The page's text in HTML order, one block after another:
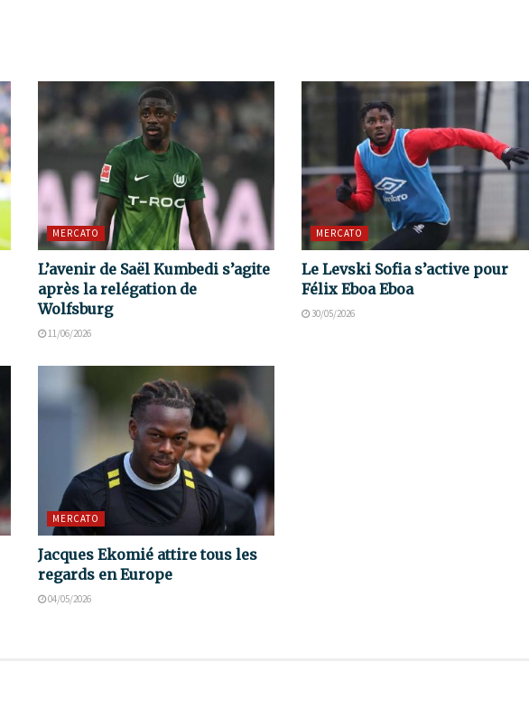
MERCATO
L’avenir de Saël Kumbedi s’agite
après la relégation de
Wolfsburg
11/06/2026
MERCATO
Le Levski Sofia s’active pour
Félix Eboa Eboa
30/05/2026
MERCATO
Jacques Ekomié attire tous les
regards en Europe
04/05/2026